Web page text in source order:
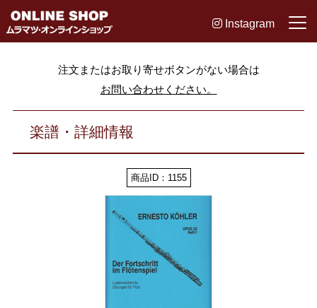
Instagram
注文またはお取り寄せボタンがない場合は
お問い合わせください。
楽譜・詳細情報
商品ID：1155